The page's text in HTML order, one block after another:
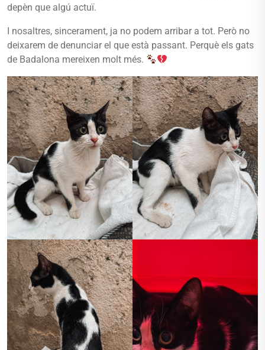
depèn que algú actuï.
I nosaltres, sincerament, ja no podem arribar a tot. Però no
deixarem de denunciar el que està passant. Perquè els gats
de Badalona mereixen molt més.